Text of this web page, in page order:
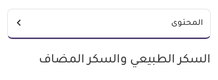
المحتوى
السكر الطبيعي والسكر المضاف